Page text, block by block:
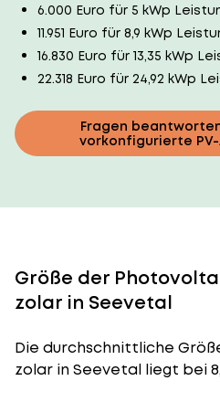
6.000 Euro für 5 kWp
11.951 Euro für 8,9 kWp
16.830 Euro für 13,35 kWp
22.318 Euro für 24,92 kWp
Fragen
vorkonfigurierte
Größe der
zolar in Seevetal
Die durchschnittliche
zolar in Seevetal liegt bei